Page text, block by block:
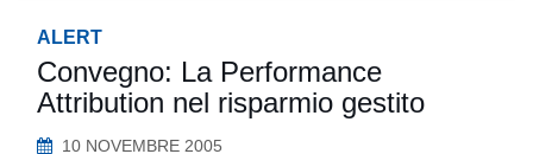
ALERT
Convegno: La Performance
Attribution nel risparmio gestito
10 NOVEMBRE 2005